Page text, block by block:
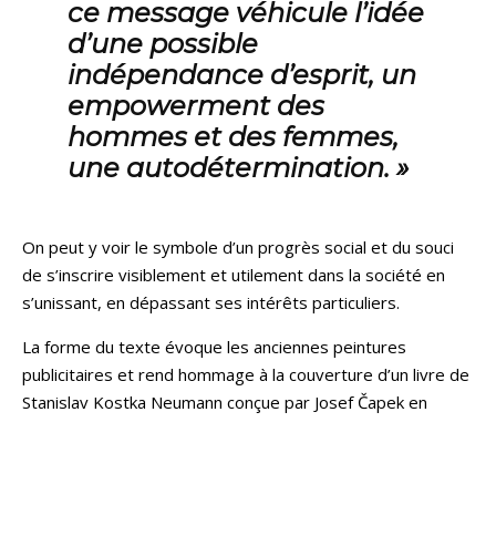
ce message véhicule l’idée
d’une possible
indépendance d’esprit, un
empowerment des
hommes et des femmes,
une autodétermination. »
On peut y voir le symbole d’un progrès social et du souci
de s’inscrire visiblement et utilement dans la société en
s’unissant, en dépassant ses intérêts particuliers.
La forme du texte évoque les anciennes peintures
publicitaires et rend hommage à la couverture d’un livre de
Stanislav Kostka Neumann conçue par Josef Čapek en